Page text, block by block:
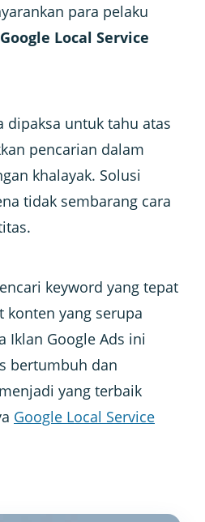
para pelaku
Local Service
dipaksa untuk tahu atas
pencarian dalam
khalayak. Solusi
tidak sembarang cara
keyword yang tepat
yang serupa
Iklan Google Ads ini
bertumbuh dan
yang terbaik
Google Local Service